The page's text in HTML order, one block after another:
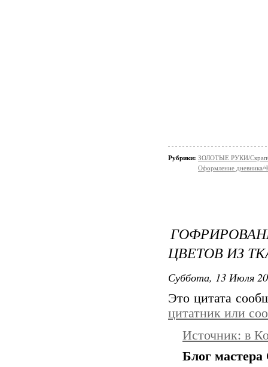
Рубрики: ЗОЛОТЫЕ РУКИ/
Оформление дневника/
ЦВЕТОВ ИЗ
Суббота, 13 Июля
Это цитата
цитатник или
Источник: в
Блог